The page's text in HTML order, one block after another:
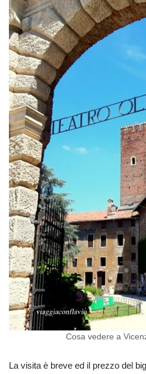
Cosa vedere a
La visita è breve ed il prezzo del